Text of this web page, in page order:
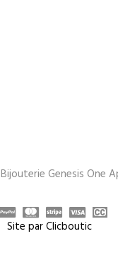
Genesis One
Site par Clicboutic